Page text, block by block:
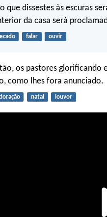
que dissestes às escuras
da casa será
falar ouvir
os pastores glorificando
como lhes fora anunciado.
natal louvor